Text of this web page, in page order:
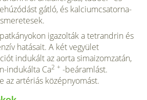
gátló, és kalciumcsatorna-
igazolták a tetrandrin és
hatásait. A két vegyület
indukált az aorta simaizomzatán,
indukálta Ca2 + -beáramlást.
az artériás közép­nyomást.